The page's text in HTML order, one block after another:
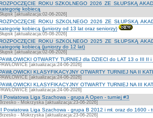
ROKU SZKOLNEGO 2026 ZE SŁUPSKĄ
kobiecą
[aktualizacja:02-06-2026]
ROKU SZKOLNEGO 2026 ZE SŁUPSKĄ
kobiecą (juniorzy od 13 lat oraz seniorzy)
[aktualizacja:05-08-2026]
ROKU SZKOLNEGO 2025 ZE SŁUPSKĄ
kobiecą (juniorzy do 12 lat)
[aktualizacja:02-06-2026]
OTWARTY TURNIEJ dla DZIECI do LAT 13 o III II
PAWŁOWICE [aktualizacja:24-06-2026]
KLASYFIKACYJNY OTWARTY TURNIEJ NA II
PAWŁOWICE [aktualizacja:24-06-2026]
KLASYFIKACYJNY OTWARTY TURNIEJ NA III
PAWŁOWICE [aktualizacja:24-06-2026]
II Powiatowa Liga Szachowa - grupa A Open - turniej #3
Brzesko - Mokrzyska [aktualizacja:23-06-2026]
II Powiatowa Liga Szachowa - grupa B 2012 i mł. oraz do 1600 -
Brzesko - Mokrzyska [aktualizacja:23-06-2026]